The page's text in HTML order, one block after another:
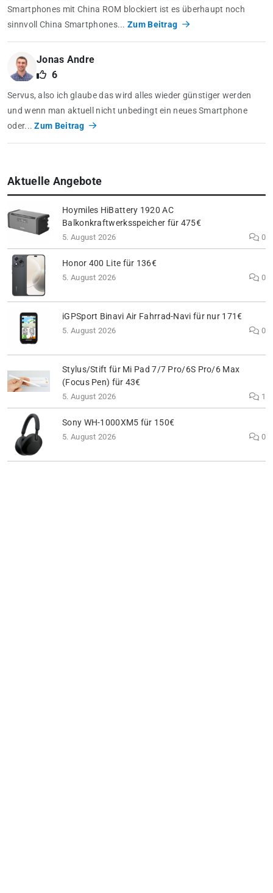
Smartphones mit China ROM blockiert ist es überhaupt noch
sinnvoll China Smartphones...Zum Beitrag
Jonas Andre
6
Servus, also ich glaube das wird alles wieder günstiger werden
und wenn man aktuell nicht unbedingt ein neues Smartphone
oder...Zum Beitrag
Aktuelle Angebote
Hoymiles HiBattery 1920 AC
Balkonkraftwerksspeicher für 475€
5. August 2026 0
Honor 400 Lite für 136€
5. August 2026 0
iGPSport Binavi Air Fahrrad-Navi für nur 171€
5. August 2026 0
Stylus/Stift für Mi Pad 7/7 Pro/6S Pro/6 Max
(Focus Pen) für 43€
5. August 2026 1
Sony WH-1000XM5 für 150€
5. August 2026 0